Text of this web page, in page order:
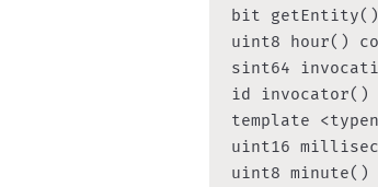
bit getEntity()
uint8 hour()
sint64
id invocator()
template
uint16
uint8